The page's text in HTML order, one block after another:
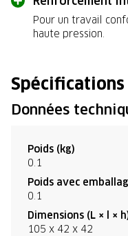
Pour un travail
haute pression.
Spécifications
Données
Poids (kg)
0.1
Poids avec
0.1
Dimensions (L × l ×
105 x 42 x 42